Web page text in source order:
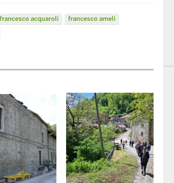
francesco acquaroli
francesco ameli